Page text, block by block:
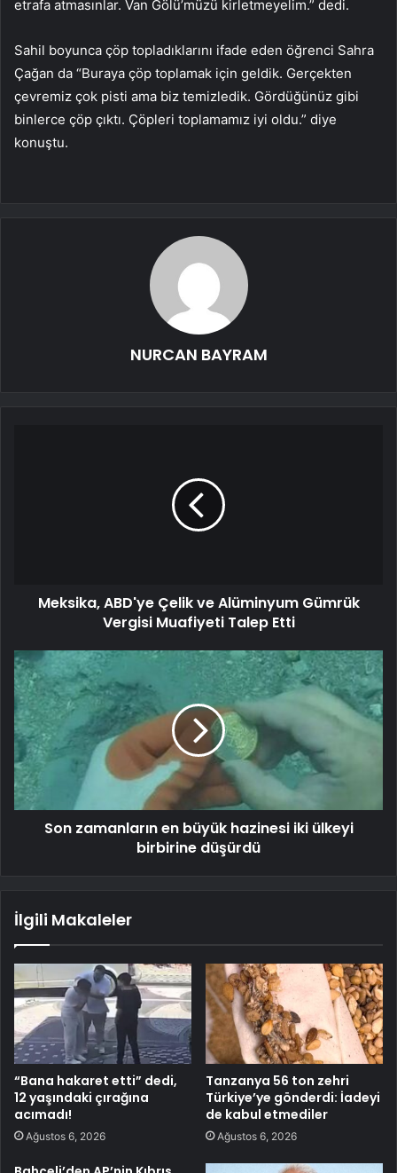
etrafa atmasınlar. Van Gölü’müzü kirletmeyelim.” dedi.
Sahil boyunca çöp topladıklarını ifade eden öğrenci Sahra
Çağan da “Buraya çöp toplamak için geldik. Gerçekten
çevremiz çok pisti ama biz temizledik. Gördüğünüz gibi
binlerce çöp çıktı. Çöpleri toplamamız iyi oldu.” diye
konuştu.
NURCAN BAYRAM
Meksika, ABD'ye Çelik ve Alüminyum Gümrük
Vergisi Muafiyeti Talep Etti
Son zamanların en büyük hazinesi iki ülkeyi
birbirine düşürdü
İlgili Makaleler
“Bana hakaret etti” dedi,
12 yaşındaki çırağına
acımadı!
Ağustos 6, 2026
Tanzanya 56 ton zehri
Türkiye’ye gönderdi: İadeyi
de kabul etmediler
Ağustos 6, 2026